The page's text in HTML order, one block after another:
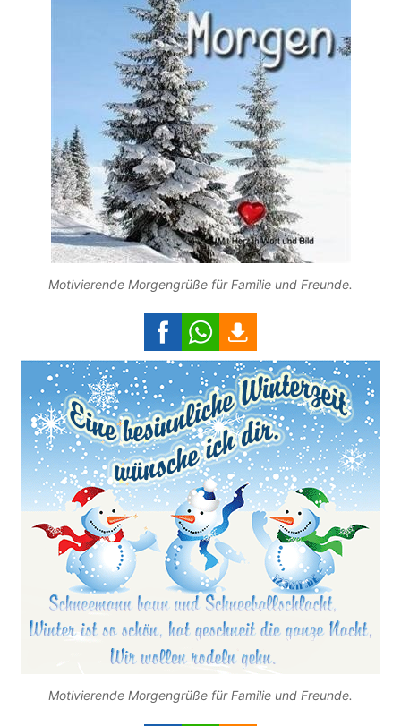
Motivierende Morgengrüße für Familie und Freunde.
Motivierende Morgengrüße für Familie und Freunde.